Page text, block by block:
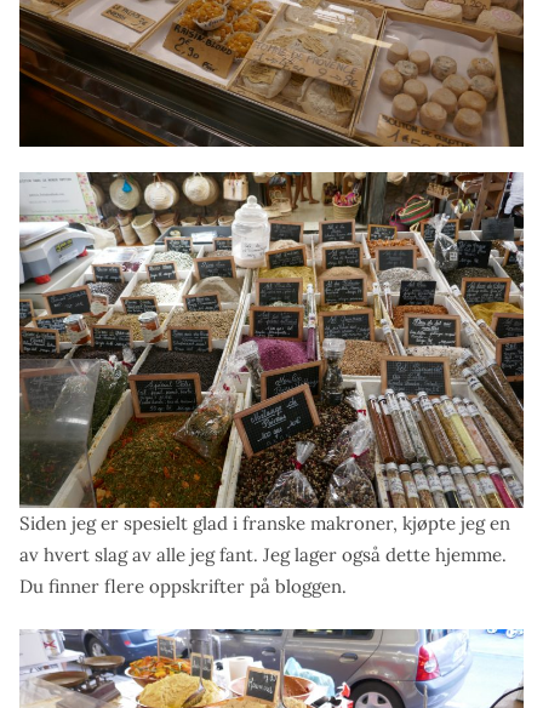
Siden jeg er spesielt glad i franske makroner, kjøpte jeg en
av hvert slag av alle jeg fant. Jeg lager også dette hjemme.
Du finner flere oppskrifter på bloggen.